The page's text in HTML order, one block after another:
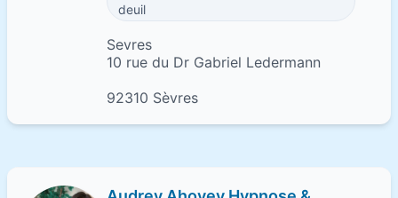
deuil
Sevres
10 rue du Dr Gabriel Ledermann
92310 Sèvres